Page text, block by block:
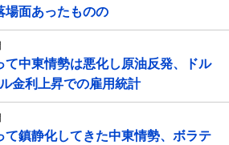
場面あったものの
て中東情勢は悪化し原油反発、ドル
金利上昇での雇用統計
て鎮静化してきた中東情勢、ボラテ